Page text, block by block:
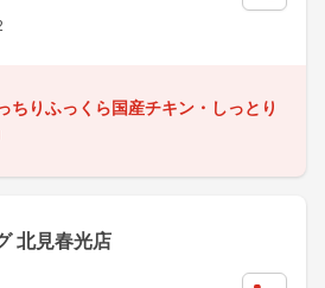
ちりふっくら国産チキン・しっとり
北見春光店